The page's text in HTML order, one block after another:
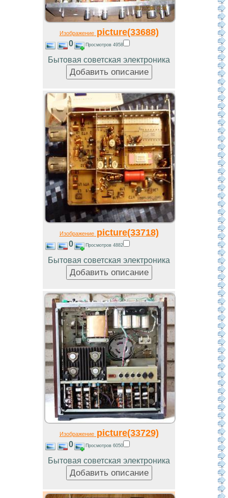
Изображениеpicture(33688)
0 Просмотров 4958
Бытовая советская электроника
Изображениеpicture(33718)
0 Просмотров 4882
Бытовая советская электроника
Изображениеpicture(33729)
0 Просмотров 6050
Бытовая советская электроника